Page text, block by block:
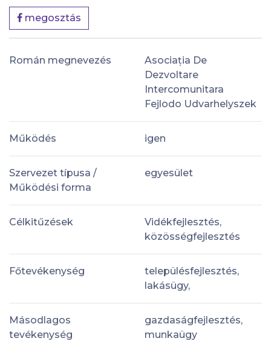
megosztás
Román megnevezés
Asociația De
Dezvoltare
Intercomunitara
Fejlodo Udvarhelyszek
Működés igen
Szervezet típusa /
Működési forma
egyesület
Célkitűzések
Vidékfejlesztés,
közösségfejlesztés
Főtevékenység
településfejlesztés,
lakásügy,
Másodlagos
tevékenység
gazdaságfejlesztés,
munkaügy